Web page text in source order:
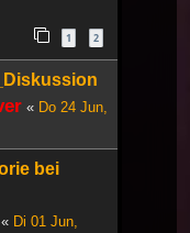
1 2
« Do 24 Jun,
bei
« Di 01 Jun,